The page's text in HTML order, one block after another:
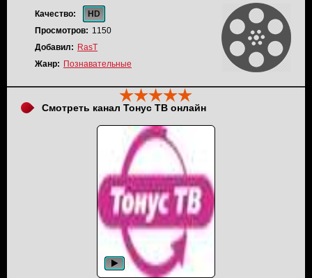
На данный момент популярность охоты и рыболовства
возрастает, становясь неотъемлемой частью нашей жизни.
С легкостью данный вид деятельности можно отнести как в
спорт, так и в своего рода искусство для людей,
увлеченных любимым делом. Целью создания канала
«Охотник и Рыболов» является популяризация культуры
охоты и рыболовства. Мы бы хотели, чтобы канал стал
источником актуальной и интересной информации для
профессионалов и любителей охоты и рыбной ловли
— заявила PR-менеджер компании «Первый ТВЧ» Горелик
Мария. В среде узконаправленных телеканалов есть
четкое позиционирование своей «изюминки». В данный
момент на территории России доступны три канала
подобного формата: французский «Chasse et Peche» и
московский «Охота и рыбалка». Последний может
составить «реальную конкуренцию новому „детищу“
питерской телекомпании» — считают специалисты[кто?].
Качество:
HD
Просмотров: 1150
Добавил: RasT
Жанр: Познавательные
Смотреть канал Тонус ТВ онлайн